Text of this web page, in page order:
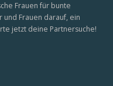
Frauen für bunte
Frauen darauf, ein
jetzt deine Partnersuche!